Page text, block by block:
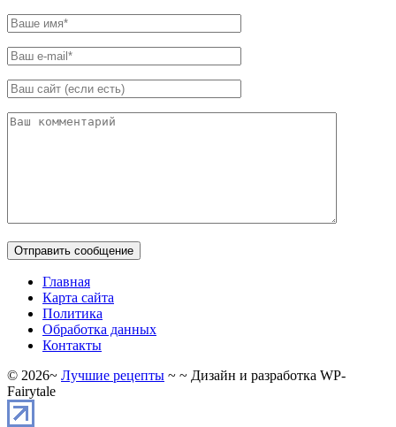
Главная
Карта сайта
Политика
Обработка данных
Контакты
© 2026~ Лучшие рецепты ~ ~ Дизайн и разработка WP-
Fairytale